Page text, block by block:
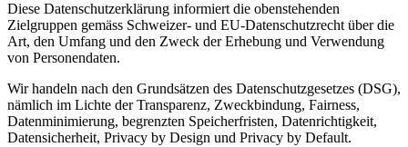
Diese Datenschutzerklärung informiert die obenstehenden
Zielgruppen gemäss Schweizer- und EU-Datenschutzrecht über die
Art, den Umfang und den Zweck der Erhebung und Verwendung
von Personendaten.
Wir handeln nach den Grundsätzen des Datenschutzgesetzes (DSG),
nämlich im Lichte der Transparenz, Zweckbindung, Fairness,
Datenminimierung, begrenzten Speicherfristen, Datenrichtigkeit,
Datensicherheit, Privacy by Design und Privacy by Default.